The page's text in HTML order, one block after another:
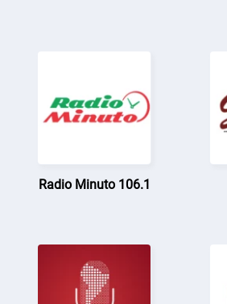
Radio Minuto 106.1